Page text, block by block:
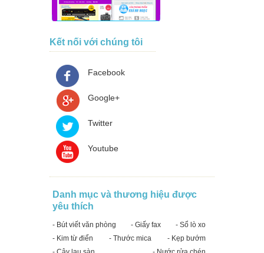
Kết nối với chúng tôi
Facebook
Google+
Twitter
Youtube
Danh mục và thương hiệu được
yêu thích
- Bút viết văn phòng - Giấy fax
- Sổ lò xo
- Kim từ điển
- Thước mica
- Kẹp bướm